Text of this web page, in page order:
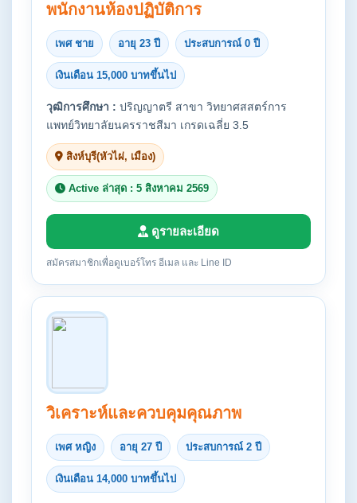
พนักงานห้องปฏิบัติการ
เพศ ชาย อายุ 23 ปี ประสบการณ์ 0 ปี
เงินเดือน 15,000 บาทขึ้นไป
วุฒิการศึกษา : ปริญญาตรี สาขา วิทยาศสสตร์การ
แพทย์วิทยาลัยนครราชสีมา เกรดเฉลี่ย 3.5
สิงห์บุรี(หัวไผ่, เมือง)
Active ล่าสุด : 5 สิงหาคม 2569
ดูรายละเอียด
สมัครสมาชิกเพื่อดูเบอร์โทร อีเมล และ Line ID
วิเคราะห์และควบคุมคุณภาพ
เพศ หญิง อายุ 27 ปี ประสบการณ์ 2 ปี
เงินเดือน 14,000 บาทขึ้นไป